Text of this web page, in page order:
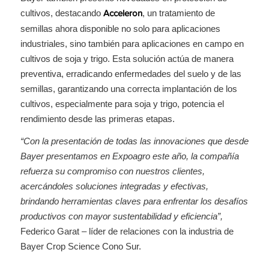
cultivos, destacando Acceleron, un tratamiento de
semillas ahora disponible no solo para aplicaciones
industriales, sino también para aplicaciones en campo en
cultivos de soja y trigo. Esta solución actúa de manera
preventiva, erradicando enfermedades del suelo y de las
semillas, garantizando una correcta implantación de los
cultivos, especialmente para soja y trigo, potencia el
rendimiento desde las primeras etapas.
“Con la presentación de todas las innovaciones que desde
Bayer presentamos en Expoagro este año, la compañía
refuerza su compromiso con nuestros clientes,
acercándoles soluciones integradas y efectivas,
brindando herramientas claves para enfrentar los desafíos
productivos con mayor sustentabilidad y eficiencia”,
Federico Garat – líder de relaciones con la industria de
Bayer Crop Science Cono Sur.